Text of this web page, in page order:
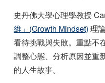
史丹佛大學心理學教授
維」(Growth Mindset) 理
看待挑戰與失敗。重點不
調整心態、分析原因並重
的人生故事。